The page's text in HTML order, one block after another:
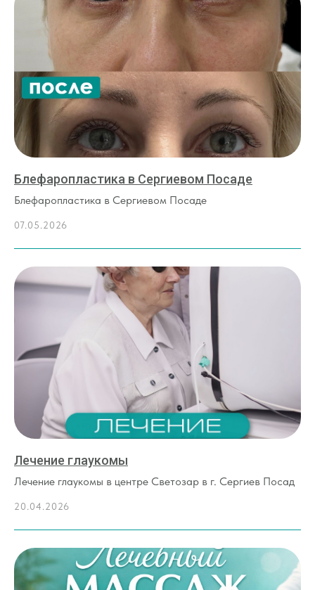
Блефаропластика в Сергиевом Посаде
Блефаропластика в Сергиевом Посаде
07.05.2026
Лечение глаукомы
Лечение глаукомы в центре Светозар в г. Сергиев Посад
20.04.2026